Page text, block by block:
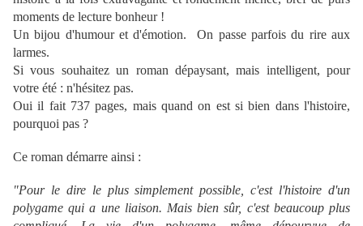
moments de lecture bonheur !
Un bijou d'humour et d'émotion. On passe parfois du rire aux
larmes.
Si vous souhaitez un roman dépaysant, mais intelligent, pour
votre été : n'hésitez pas.
Oui il fait 737 pages, mais quand on est si bien dans l'histoire,
pourquoi pas ?
Ce roman démarre ainsi :
"Pour le dire le plus simplement possible, c'est l'histoire d'un
polygame qui a une liaison. Mais bien sûr, c'est beaucoup plus